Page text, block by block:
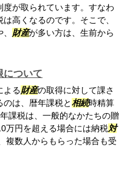
が取られています。すなわ
は高くなるのです。そこで、
財産が多い方は、生前から
について
よる財産の取得に対して課さ
のは、暦年課税と相続時精算
課税は、一般的なかたちの贈
万円を超える場合には納税対
複数人からもらった場合も受